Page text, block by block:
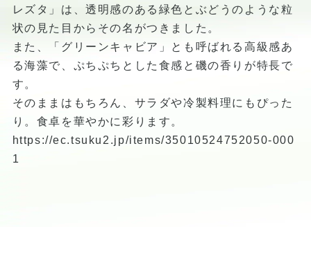
レズタ」は、透明感のある緑色とぶどうのような粒
状の見た目からその名がつきました。
また、「グリーンキャビア」とも呼ばれる高級感あ
る海藻で、ぷちぷちとした食感と磯の香りが特長で
す。
そのままはもちろん、サラダや冷製料理にもぴった
り。食卓を華やかに彩ります。
https://ec.tsuku2.jp/items/35010524752050-000
1